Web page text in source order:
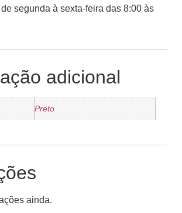
segunda à sexta-feira das 8:00 às
adicional
Preto
ainda.